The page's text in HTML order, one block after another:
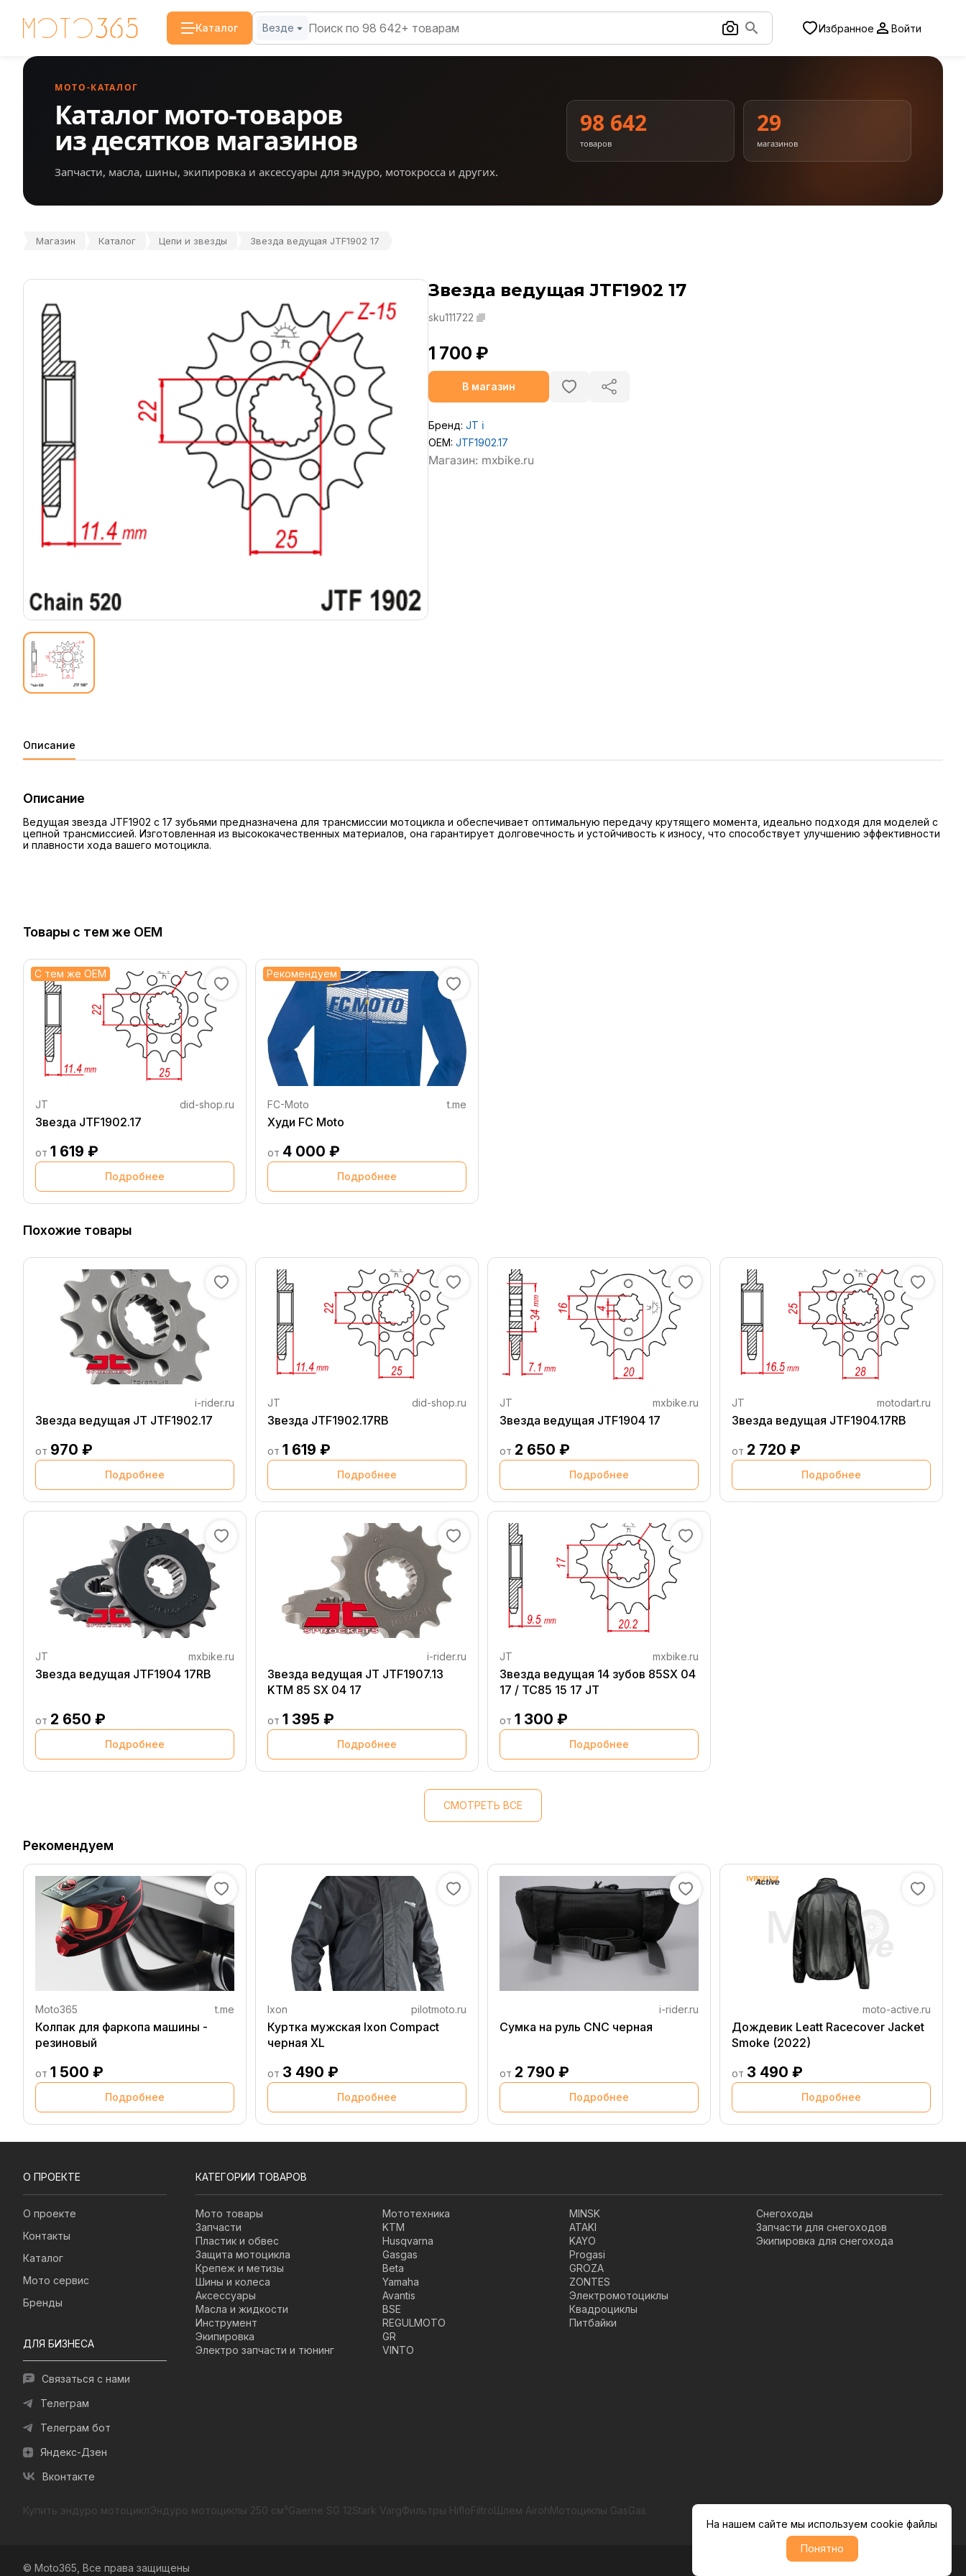
Каталог Везде Избранное Войти
МОТО-КАТАЛОГ
Каталог мото-товаров
из десятков магазинов
Запчасти, масла, шины, экипировка и аксессуары для эндуро, мотокросса и других.
98 642
товаров
29
магазинов
Магазин Каталог Цепи и звезды Звезда ведущая JTF1902 17
Звезда ведущая JTF1902 17
sku111722
1 700 ₽
В магазин
Бренд: JT ℹ️
OEM: JTF1902.17
Описание
Описание
Ведущая звезда JTF1902 с 17 зубьями предназначена для трансмиссии мотоцикла и обеспечивает оптимальную передачу крутящего момента, идеально подходя для моделей с
цепной трансмиссией. Изготовленная из высококачественных материалов, она гарантирует долговечность и устойчивость к износу, что способствует улучшению эффективности
и плавности хода вашего мотоцикла.
Товары с тем же OEM
С тем же OEM
JT did-shop.ru
Звезда JTF1902.17
от 1 619 ₽
Подробнее
Рекомендуем
FC-Moto t.me
Худи FC Moto
от 4 000 ₽
Подробнее
Похожие товары
i-rider.ru
Звезда ведущая JT JTF1902.17
от 970 ₽
Подробнее
JT did-shop.ru
Звезда JTF1902.17RB
от 1 619 ₽
Подробнее
JT mxbike.ru
Звезда ведущая JTF1904 17
от 2 650 ₽
Подробнее
JT motodart.ru
Звезда ведущая JTF1904.17RB
от 2 720 ₽
Подробнее
JT mxbike.ru
Звезда ведущая JTF1904 17RB
от 2 650 ₽
Подробнее
i-rider.ru
Звезда ведущая JT JTF1907.13
KTM 85 SX 04 17
от 1 395 ₽
Подробнее
JT mxbike.ru
Звезда ведущая 14 зубов 85SX 04
17 / TC85 15 17 JT
от 1 300 ₽
Подробнее
СМОТРЕТЬ ВСЕ
Рекомендуем
Moto365 t.me
Колпак для фаркопа машины -
резиновый
от 1 500 ₽
Подробнее
Ixon pilotmoto.ru
Куртка мужская Ixon Compact
черная XL
от 3 490 ₽
Подробнее
i-rider.ru
Сумка на руль CNC черная
от 2 790 ₽
Подробнее
moto-active.ru
Дождевик Leatt Racecover Jacket
Smoke (2022)
от 3 490 ₽
Подробнее
О ПРОЕКТЕ
О проекте
Контакты
Каталог
Мото сервис
Бренды
ДЛЯ БИЗНЕСА
Связаться с нами
Телеграм
Телеграм бот
Яндекс-Дзен
Вконтакте
КАТЕГОРИИ ТОВАРОВ
Мото товары
Запчасти
Пластик и обвес
Защита мотоцикла
Крепеж и метизы
Шины и колеса
Аксессуары
Масла и жидкости
Инструмент
Экипировка
Электро запчасти и тюнинг
Мототехника
KTM
Husqvarna
Gasgas
Beta
Yamaha
Avantis
BSE
REGULMOTO
GR
VINTO
MINSK
ATAKI
KAYO
Progasi
GROZA
ZONTES
Электромотоциклы
Квадроциклы
Питбайки
Снегоходы
Запчасти для снегоходов
Экипировка для снегохода
Купить эндуро мотоциклЭндуро мотоциклы 250 см³Gaerne SG 12Stark VargФильтры HifloFiltroШлем AirohМотоциклы GasGas
© Moto365, Все права защищены
На нашем сайте мы используем cookie файлы
Понятно